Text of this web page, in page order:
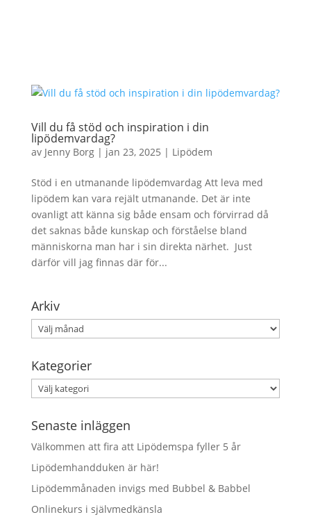
Vill du få stöd och inspiration i din
lipödemvardag?
av Jenny Borg| jan 23, 2025 | Lipödem
Stöd i en utmanande lipödemvardag Att leva med
lipödem kan vara rejält utmanande. Det är inte
ovanligt att känna sig både ensam och förvirrad då
det saknas både kunskap och förståelse bland
människorna man har i sin direkta närhet. Just
därför vill jag finnas där för...
Arkiv
Arkiv
Kategorier
Kategorier
Senaste inläggen
Välkommen att fira att Lipödemspa fyller 5 år
Lipödemhandduken är här!
Lipödemmånaden invigs med Bubbel & Babbel
Onlinekurs i självmedkänsla